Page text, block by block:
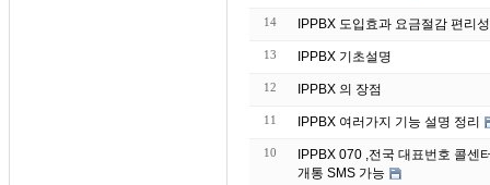
14 IPPBX 도입효과 요금절감 편리성
13 IPPBX 기초설명
12 IPPBX 의 장점
11 IPPBX 여러가지 기능 설명 정리
10
IPPBX 070 ,전국 대표번호 콜센
개통 SMS 가능